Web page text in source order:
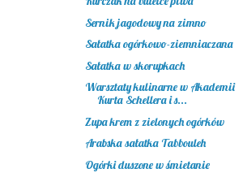
Sernik jagodowy na zimno
Sałatka ogórkowo-ziemniaczana
Sałatka w skorupkach
Warsztaty kulinarne w Akademii
Kurta Schellera i s...
Zupa krem z zielonych ogórków
Arabska sałatka Tabbouleh
Ogórki duszone w śmietanie